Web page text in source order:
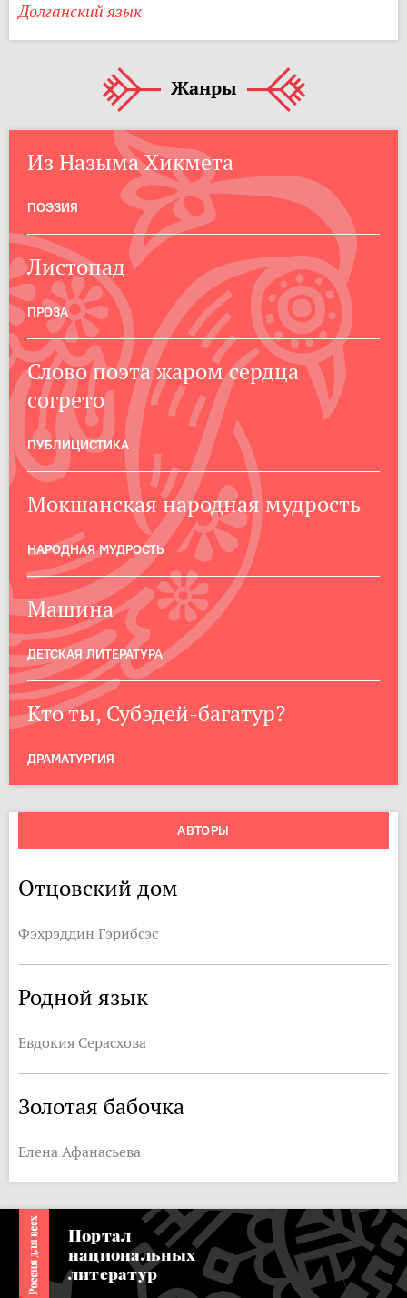
Долганский язык
Жанры
Из Назыма Хикмета
ПОЭЗИЯ
Листопад
ПРОЗА
Слово поэта жаром сердца
согрето
ПУБЛИЦИСТИКА
Мокшанская народная мудрость
НАРОДНАЯ МУДРОСТЬ
Машина
ДЕТСКАЯ ЛИТЕРАТУРА
Кто ты, Субэдей-багатур?
ДРАМАТУРГИЯ
АВТОРЫ
Отцовский дом
Фэхрэддин Гэрибсэс
Родной язык
Евдокия Серасхова
Золотая бабочка
Елена Афанасьева
Портал
национальных
литератур